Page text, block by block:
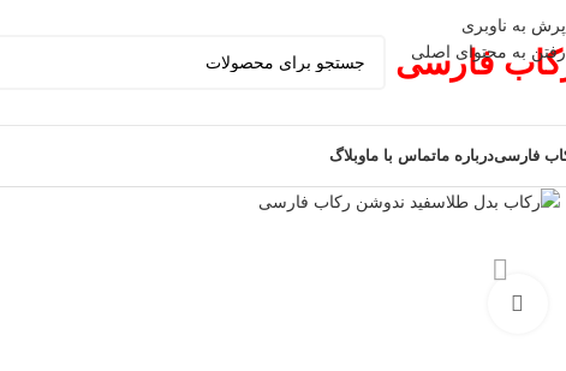
پرش به ناوبری
رفتن به محتوای اصلی
فارسی
فارسیدرباره ماتماس با ماوبلاگ